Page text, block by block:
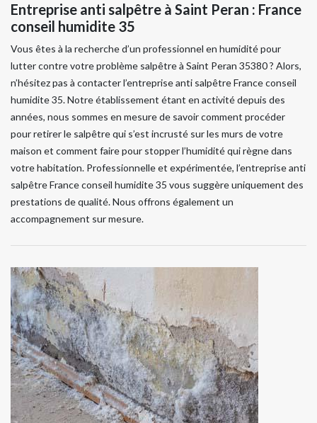
Entreprise anti salpêtre à Saint Peran : France
conseil humidite 35
Vous êtes à la recherche d’un professionnel en humidité pour
lutter contre votre problème salpêtre à Saint Peran 35380 ? Alors,
n’hésitez pas à contacter l’entreprise anti salpêtre France conseil
humidite 35. Notre établissement étant en activité depuis des
années, nous sommes en mesure de savoir comment procéder
pour retirer le salpêtre qui s’est incrusté sur les murs de votre
maison et comment faire pour stopper l’humidité qui règne dans
votre habitation. Professionnelle et expérimentée, l’entreprise anti
salpêtre France conseil humidite 35 vous suggère uniquement des
prestations de qualité. Nous offrons également un
accompagnement sur mesure.